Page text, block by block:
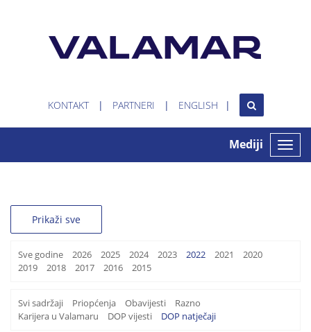
KONTAKT PARTNERI ENGLISH
Toggle
Mediji
Prikaži sve
Sve godine 2026 2025 2024 2023 2022 2021
2020
2019
2018 2017 2016 2015
Svi sadržaji Priopćenja Obavijesti
Razno
Karijera u Valamaru
DOP vijesti DOP natječaji